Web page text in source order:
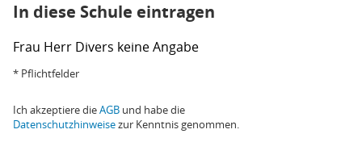
In diese Schule eintragen
Frau Herr Divers keine Angabe
* Pflichtfelder
Ich akzeptiere dieAGB und habe die
Datenschutzhinweisezur Kenntnis genommen.